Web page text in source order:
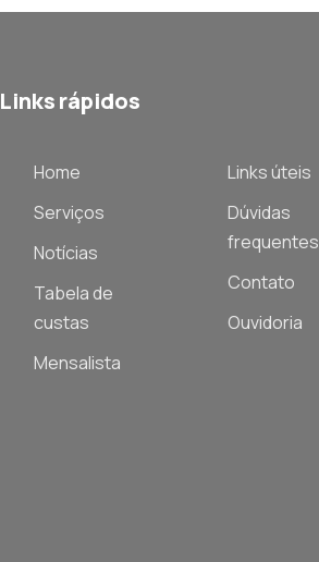
Links rápidos
Home
Serviços
Notícias
Tabela de
custas
Mensalista
Links úteis
Dúvidas
frequentes
Contato
Ouvidoria